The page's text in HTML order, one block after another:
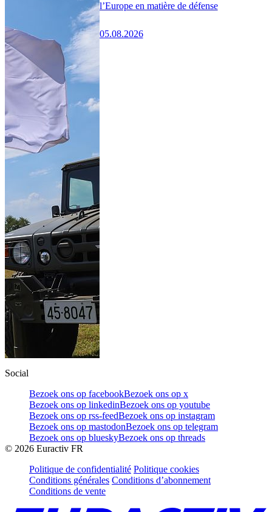
l’Europe en matière de défense
05.08.2026
Social
Bezoek ons op facebookBezoek ons op x
Bezoek ons op linkedinBezoek ons op youtube
Bezoek ons op rss-feedBezoek ons op instagram
Bezoek ons op mastodonBezoek ons op telegram
Bezoek ons op blueskyBezoek ons op threads
© 2026 Euractiv FR
Politique de confidentialité Politique cookies
Conditions générales Conditions d’abonnement
Conditions de vente